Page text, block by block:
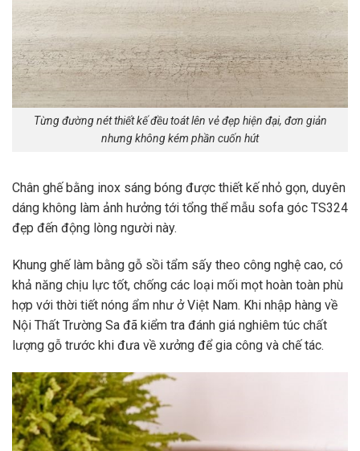
Từng đường nét thiết kế đều toát lên vẻ đẹp hiện đại, đơn giản
nhưng không kém phần cuốn hút
Chân ghế bằng inox sáng bóng được thiết kế nhỏ gọn, duyên
dáng không làm ảnh hưởng tới tổng thể mẫu sofa góc TS324
đẹp đến động lòng người này.
Khung ghế làm bằng gỗ sồi tẩm sấy theo công nghệ cao, có
khả năng chịu lực tốt, chống các loại mối mọt hoàn toàn phù
hợp với thời tiết nóng ẩm như ở Việt Nam. Khi nhập hàng về
Nội Thất Trường Sa đã kiểm tra đánh giá nghiêm túc chất
lượng gỗ trước khi đưa về xưởng để gia công và chế tác.